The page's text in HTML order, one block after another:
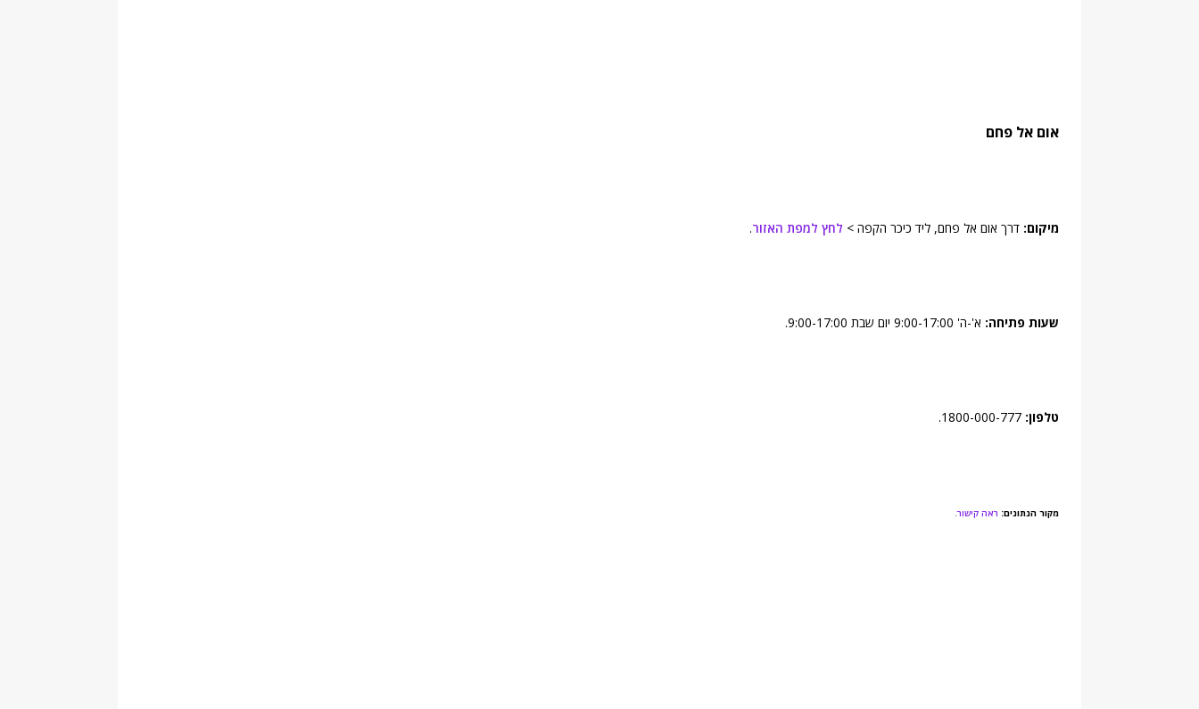
אום אל פחם
מיקום: דרך אום אל פחם, ליד כיכר הקפה > לחץ למפת האזור.
שעות פתיחה: א'-ה' 9:00-17:00 יום שבת 9:00-17:00.
טלפון:
מקור הנתונים: ראה קישור.